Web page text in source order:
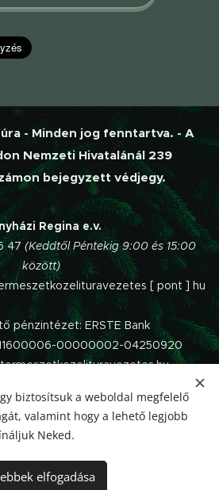
- Minden jog fenntartva. - A
Nemzeti Hivatalánál 239
bejegyzett védjegy.
Regina e.v.
47 (Keddtől Péntekig 9:00 és 15:00
között)
[ pont ] hu
pénzintézet: ERSTE Bank
11600006-00000002-04250920
a Webnodeműködteti.
Impresszum
szabályzat
Tájékoztató
Szerződési Feltételek
biztosítsuk a weboldal megfelelő
valamint hogy a lehető legjobb
Neked.
elfogadása